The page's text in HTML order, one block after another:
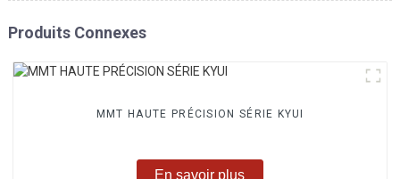
Produits Connexes
MMT HAUTE PRÉCISION SÉRIE KYUI
En savoir plus